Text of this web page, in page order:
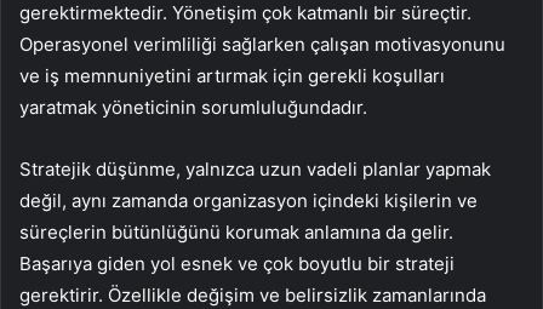
gerektirmektedir. Yönetişim çok katmanlı bir süreçtir.
Operasyonel verimliliği sağlarken çalışan motivasyonunu
ve iş memnuniyetini artırmak için gerekli koşulları
yaratmak yöneticinin sorumluluğundadır.
Stratejik düşünme, yalnızca uzun vadeli planlar yapmak
değil, aynı zamanda organizasyon içindeki kişilerin ve
süreçlerin bütünlüğünü korumak anlamına da gelir.
Başarıya giden yol esnek ve çok boyutlu bir strateji
gerektirir. Özellikle değişim ve belirsizlik zamanlarında